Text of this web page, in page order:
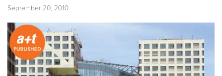
September 20, 2010